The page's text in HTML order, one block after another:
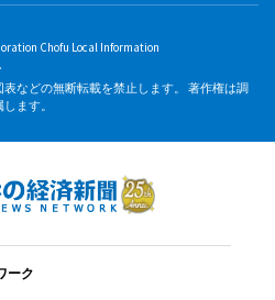
Chofu Local Information
などの無断転載を禁止します。 著作権は調
ます。
ーク